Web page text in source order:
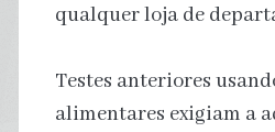
qualquer loja de
Testes anteriores
alimentares exigiam a